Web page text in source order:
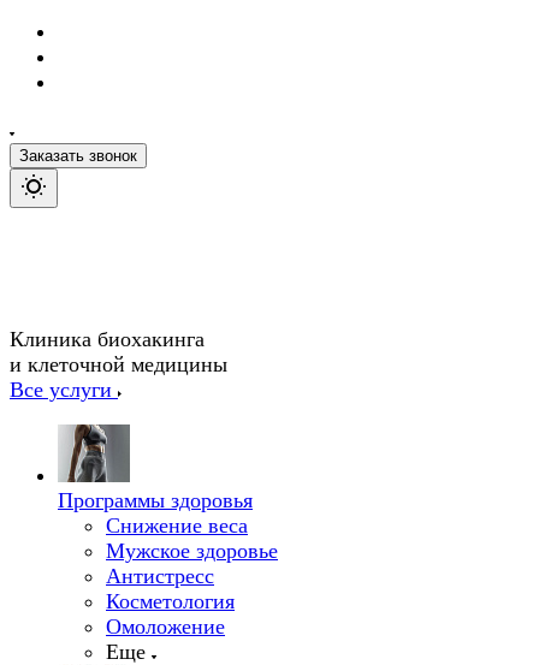
Заказать звонок
Клиника биохакинга
и клеточной медицины
Все услуги
Программы здоровья
Снижение веса
Мужское здоровье
Антистресс
Косметология
Омоложение
Еще